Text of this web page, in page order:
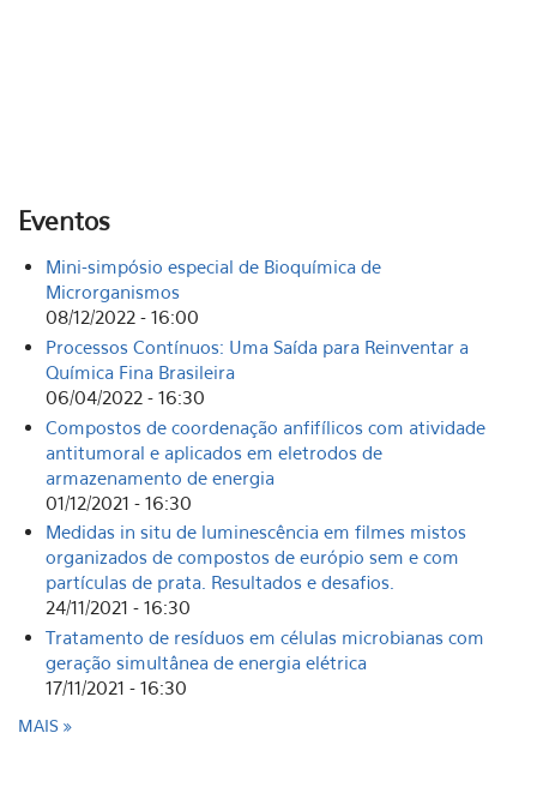
Eventos
Mini-simpósio especial de Bioquímica de
Microrganismos
08/12/2022 - 16:00
Processos Contínuos: Uma Saída para Reinventar a
Química Fina Brasileira
06/04/2022 - 16:30
Compostos de coordenação anfifílicos com atividade
antitumoral e aplicados em eletrodos de
armazenamento de energia
01/12/2021 - 16:30
Medidas in situ de luminescência em filmes mistos
organizados de compostos de európio sem e com
partículas de prata. Resultados e desafios.
24/11/2021 - 16:30
Tratamento de resíduos em células microbianas com
geração simultânea de energia elétrica
17/11/2021 - 16:30
MAIS